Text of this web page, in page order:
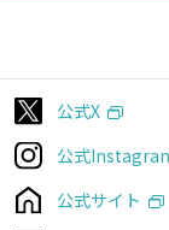
公式X
公式
公式サイト